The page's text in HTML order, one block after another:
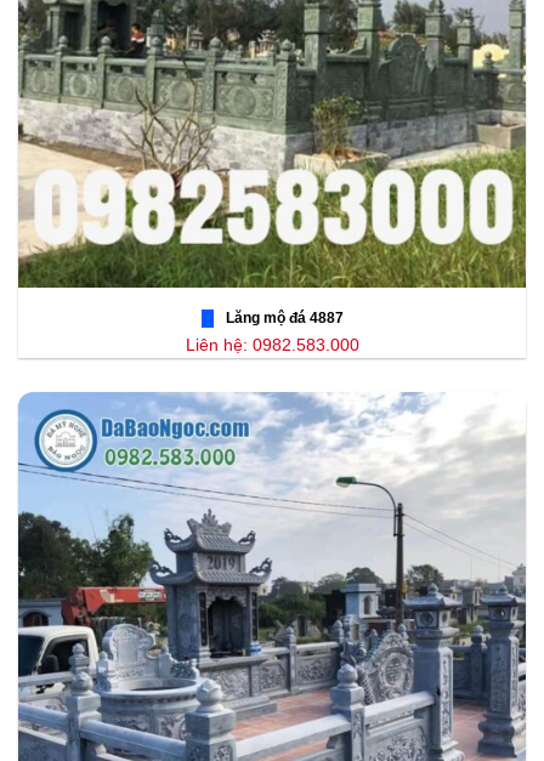
Lăng mộ đá 4887
Liên hệ: 0982.583.000